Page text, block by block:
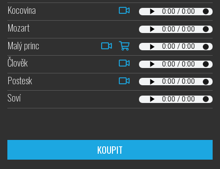
Kocovina
Mozart
Malý princ
Člověk
Postesk
Soví
KOUPIT